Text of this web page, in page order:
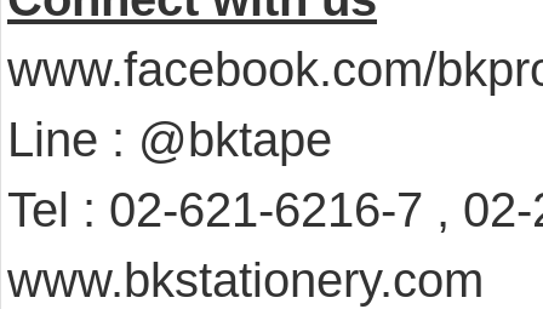
www.facebook.com/
Line : @bktape
Tel : 02-621-6216-7 ,
www.bkstationery.com